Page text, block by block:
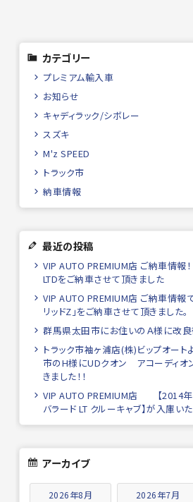
カテゴリー
プレミアム輸入車
お知らせ
キャディラック/シボレー
スズキ
M'z SPEED
トラック市
納車情報
最近の投稿
VIP AUTO PREMIUM店 ご納車情報！
LTDをご納車させて頂きました
VIP AUTO PREMIUM店 ご納車情報で
リッドZ」をご納車させて頂きました。
群馬県太田市にお住いのＡ様に改良
トラック市袖ヶ浦店(株)ビップオート
市のH様にUDクオン アコーディオ
きました！！
VIP AUTO PREMIUM店 【2014年
バラード LT クルーキャブ】が入庫いた
アーカイブ
2026年8月 2026年7月